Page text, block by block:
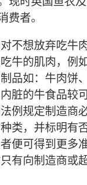
费者。
不想放弃吃牛
牛的肌肉，例
品如：牛肉饼
脏的牛食品较
例规定制造商
类，并标明有
便可得到更多
有向制造商或